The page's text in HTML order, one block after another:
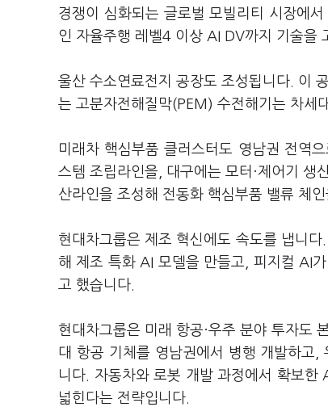
경쟁이 심화되는 글로벌 모빌리티 시장에
인 자율주행 레벨4 이상 AI DV까지 기술을
울산 수소연료전지 공장도 조성됩니다. 이
는 고분자전해질막(PEM) 수전해기는 차세
미래차 핵심부품 클러스터도 영남권 전역
스템 조립라인을, 대구에는 모터·제어기 생
산라인을 조성해 전동화 핵심부품 밸류 체
현대차그룹은 제조 혁신에도 속도를 냅니
해 제조 특화 AI 모델을 만들고, 피지컬 AI
고 했습니다.
현대차그룹은 미래 항공·우주 분야 투자도
대 항공 기체를 영남권에서 병행 개발하고
니다. 자동차와 로봇 개발 과정에서 확보한
넓힌다는 전략입니다.